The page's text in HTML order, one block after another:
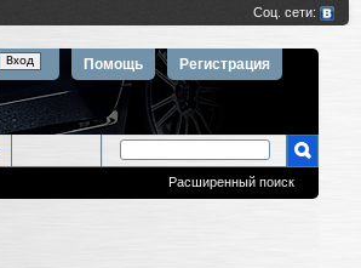
Регистрация
Помощь
Расширенный поиск